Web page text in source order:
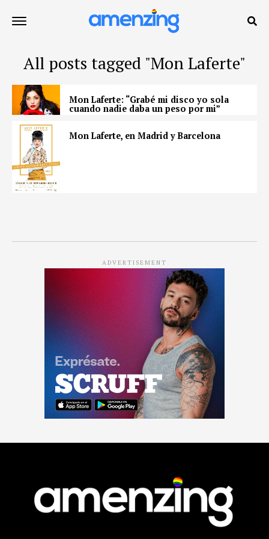
All posts tagged "Mon Laferte"
Mon Laferte: “Grabé mi disco yo sola
cuando nadie daba un peso por mi”
Mon Laferte, en Madrid y Barcelona
ADVERTISEMENT